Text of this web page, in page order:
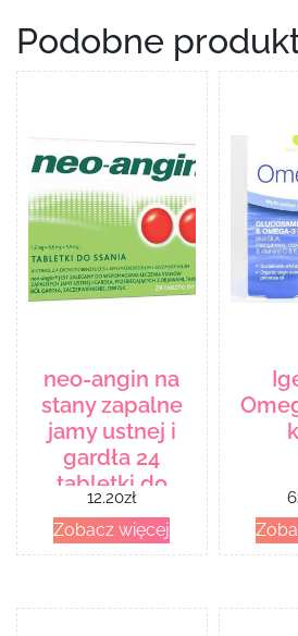
Podobne
neo-angin na
stany zapalne
jamy ustnej i
gardła 24
tabletki do
ssania
12.20zł
Zobacz więcej